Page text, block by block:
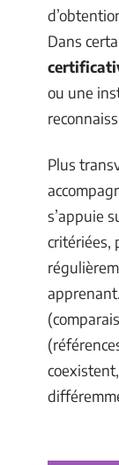
Dans
ou une
Plus
s’appuie
critériées,